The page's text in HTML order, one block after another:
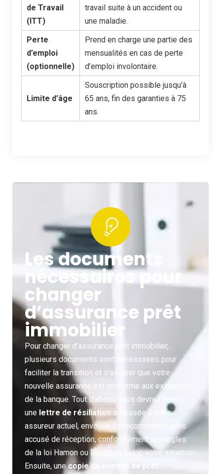
de Travail
(ITT)
travail suite à un accident ou
une maladie.
Perte
d’emploi
(optionnelle)
Prend en charge une partie des
mensualités en cas de perte
d’emploi involontaire.
Limite d’âge
Souscription possible jusqu’à
65 ans, fin des garanties à 75
ans.
Les documents
nécessaires pour
changer
d’assurance prêt
immobilier
Pour changer d’assurance prêt immobilier,
plusieurs documents sont nécessaires pour
faciliter la transition et s’assurer que votre
nouvelle assurance est conforme aux exigences
de la banque. Tout d’abord, vous devrez fournir
une lettre de résiliation adressée à votre
assureur actuel, envoyée en recommandé avec
accusé de réception, conformément aux règles
de la loi Hamon ou Bourquin, selon votre situation.
Ensuite, unecopie du contrat de prêt